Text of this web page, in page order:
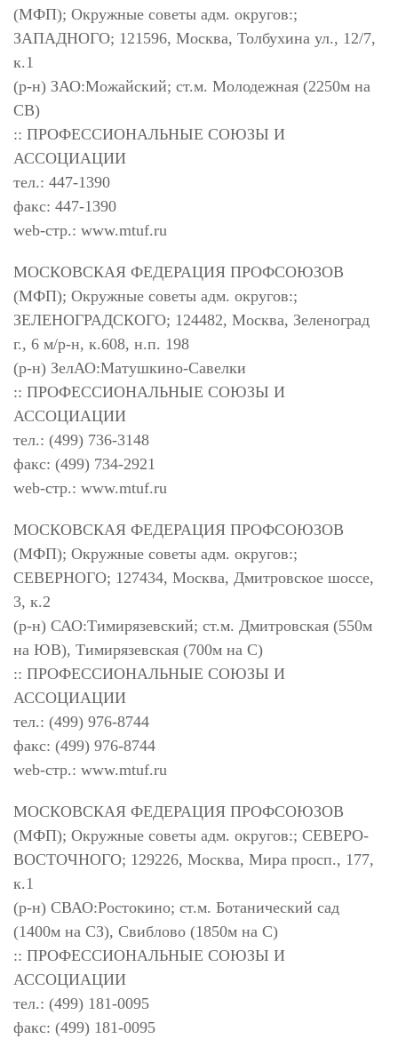
(МФП); Окружные советы адм. округов:;
ЗАПАДНОГО; 121596, Москва, Толбухина ул., 12/7,
к.1
(р-н) ЗАО:Можайский; ст.м. Молодежная (2250м на
СВ)
:: ПРОФЕССИОНАЛЬНЫЕ СОЮЗЫ И
АССОЦИАЦИИ
тел.: 447-1390
факс: 447-1390
web-стр.: www.mtuf.ru
МОСКОВСКАЯ ФЕДЕРАЦИЯ ПРОФСОЮЗОВ
(МФП); Окружные советы адм. округов:;
ЗЕЛЕНОГРАДСКОГО; 124482, Москва, Зеленоград
г., 6 м/р-н, к.608, н.п. 198
(р-н) ЗелАО:Матушкино-Савелки
:: ПРОФЕССИОНАЛЬНЫЕ СОЮЗЫ И
АССОЦИАЦИИ
тел.: (499) 736-3148
факс: (499) 734-2921
web-стр.: www.mtuf.ru
МОСКОВСКАЯ ФЕДЕРАЦИЯ ПРОФСОЮЗОВ
(МФП); Окружные советы адм. округов:;
СЕВЕРНОГО; 127434, Москва, Дмитровское шоссе,
3, к.2
(р-н) САО:Тимирязевский; ст.м. Дмитровская (550м
на ЮВ), Тимирязевская (700м на С)
:: ПРОФЕССИОНАЛЬНЫЕ СОЮЗЫ И
АССОЦИАЦИИ
тел.: (499) 976-8744
факс: (499) 976-8744
web-стр.: www.mtuf.ru
МОСКОВСКАЯ ФЕДЕРАЦИЯ ПРОФСОЮЗОВ
(МФП); Окружные советы адм. округов:; СЕВЕРО-
ВОСТОЧНОГО; 129226, Москва, Мира просп., 177,
к.1
(р-н) СВАО:Ростокино; ст.м. Ботанический сад
(1400м на СЗ), Свиблово (1850м на С)
:: ПРОФЕССИОНАЛЬНЫЕ СОЮЗЫ И
АССОЦИАЦИИ
тел.: (499) 181-0095
факс: (499) 181-0095